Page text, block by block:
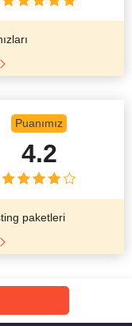
Puanımız
4.2
paketleri